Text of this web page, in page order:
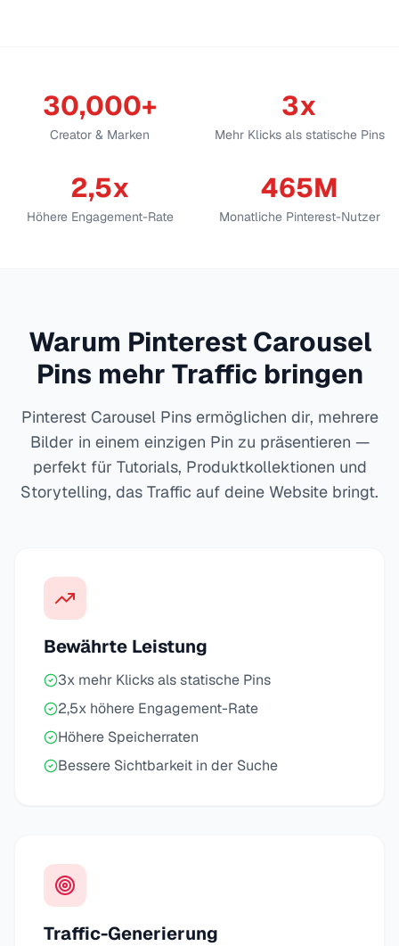
30,000+
Creator & Marken
3x
Mehr Klicks als statische Pins
2,5x
Höhere Engagement-Rate
465M
Monatliche Pinterest-Nutzer
Warum Pinterest Carousel
Pins mehr Traffic bringen
Pinterest Carousel Pins ermöglichen dir, mehrere
Bilder in einem einzigen Pin zu präsentieren —
perfekt für Tutorials, Produktkollektionen und
Storytelling, das Traffic auf deine Website bringt.
Bewährte Leistung
3x mehr Klicks als statische Pins
2,5x höhere Engagement-Rate
Höhere Speicherraten
Bessere Sichtbarkeit in der Suche
Traffic-Generierung